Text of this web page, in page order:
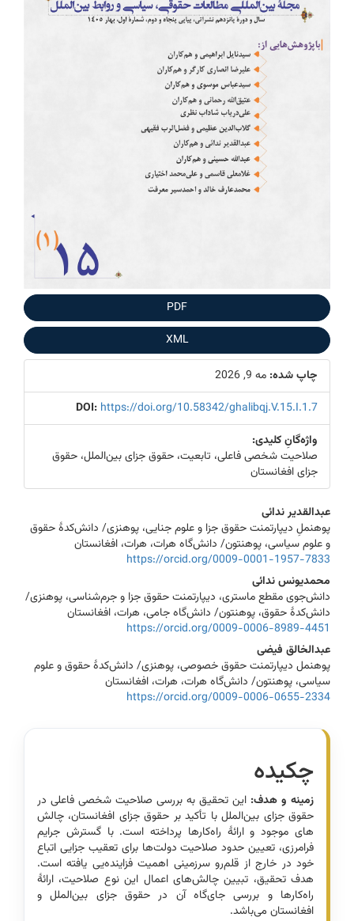
PDF
XML
چاپ شده: مه 9, 2026
DOI: https://doi.org/10.58342/ghalibqj.V.15.I.1.7
واژه‌گانِ کلیدی:
صلاحیت شخصی فاعلی، تابعیت، حقوق جزای بین‌الملل، حقوق
جزای افغانستان
Main
Article
Content
عبدالقدیر ندائی
پوهنملِ دیپارتمنت حقوق جزا و علوم جنایی، پوهنزی/ دانش‌کدۀ حقوق
و علوم سیاسی، پوهنتون/ دانش‌گاه هرات، هرات، افغانستان
https://orcid.org/0009-0001-1957-7833
محمدیونس ندائی
دانش‌جوی مقطع ماستری، دیپارتمنت حقوق جزا و جرم‌شناسی، پوهنزی/
دانش‌کدۀ حقوق، پوهنتون/ دانش‌گاه جامی، هرات، افغانستان
https://orcid.org/0009-0006-8989-4451
عبدالخالق فیضی
پوهنمل دیپارتمنت حقوق خصوصی، پوهنزی/ دانش‌کدۀ حقوق و علوم
سیاسی، پوهنتون/ دانش‌گاه هرات، هرات، افغانستان
https://orcid.org/0009-0006-0655-2334
چکیده
زمینه و هدف: این تحقیق به بررسی صلاحیت شخصی فاعلی در
حقوق جزای بین‌الملل با تأکید بر حقوق جزای افغانستان، چالش­‌
های موجود‌ و ارائۀ راه‌­کارها پرداخته است. با گسترش جرایم
فرامرزی، تعیین حدود صلاحیت دولت‌ها برای تعقیب جزایی اتباع
خود در خارج از قلم‌رو سرزمینی اهمیت فزاینده‌یی یافته است.
هدف تحقیق، تبیین چالش‌های اعمال این نوع صلاحیت، ارائۀ
راه‌­کارها و بررسی جای­‌گاه آن در حقوق جزای بین­‌الملل و
افغانستان می‌باشد.